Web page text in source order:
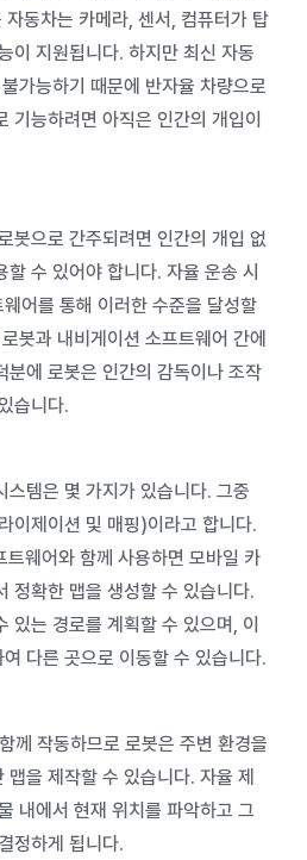
동차는 카메라, 센서, 컴퓨터가 탑
이 지원됩니다. 하지만 최신 자동
가능하기 때문에 반자율 차량으로
기능하려면 아직은 인간의 개입이
봇으로 간주되려면 인간의 개입 없
수 있어야 합니다. 자율 운송 시
어를 통해 이러한 수준을 달성할
봇과 내비게이션 소프트웨어 간에
분에 로봇은 인간의 감독이나 조작
습니다.
스템은 몇 가지가 있습니다. 그중
이제이션 및 매핑)이라고 합니다.
웨어와 함께 사용하면 모바일 카
정확한 맵을 생성할 수 있습니다.
있는 경로를 계획할 수 있으며, 이
다른 곳으로 이동할 수 있습니다.
께 작동하므로 로봇은 주변 환경을
을 제작할 수 있습니다. 자율 제
내에서 현재 위치를 파악하고 그
정하게 됩니다.